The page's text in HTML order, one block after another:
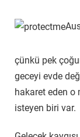
çünkü pek
geceyi evde
hakaret eden o
isteyen biri var.